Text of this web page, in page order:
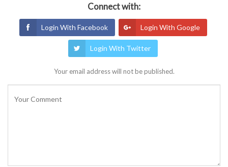
Connect with:
Login With Facebook Login With Google
Login With Twitter
Your email address will not be published.